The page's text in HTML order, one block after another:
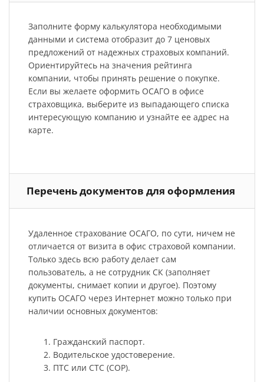
Заполните форму калькулятора необходимыми
данными и система отобразит до 7 ценовых
предложений от надежных страховых компаний.
Ориентируйтесь на значения рейтинга
компании, чтобы принять решение о покупке.
Если вы желаете оформить ОСАГО в офисе
страховщика, выберите из выпадающего списка
интересующую компанию и узнайте ее адрес на
карте.
Перечень документов для оформления
Удаленное страхование ОСАГО, по сути, ничем не
отличается от визита в офис страховой компании.
Только здесь всю работу делает сам
пользователь, а не сотрудник СК (заполняет
документы, снимает копии и другое). Поэтому
купить ОСАГО через Интернет можно только при
наличии основных документов:
Гражданский паспорт.
Водительское удостоверение.
ПТС или СТС (СОР).